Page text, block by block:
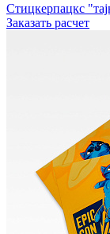
Стицкерпацкс
Заказать расчет